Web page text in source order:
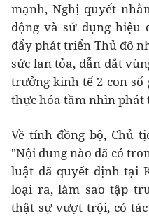
mạnh, Nghị quyết
động và sử dụng hiệu
đẩy phát triển Thủ đô
sức lan tỏa, dẫn dắt
trưởng kinh tế 2 con số
thực hóa tầm nhìn phát
Về tính đồng bộ, Chủ
"Nội dung nào đã có
luật đã quyết định tại
loại ra, làm sao tập
thật sự vượt trội, có